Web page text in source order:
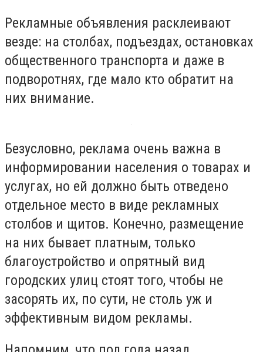
Рекламные объявления расклеивают
везде: на столбах, подъездах, остановках
общественного транспорта и даже в
подворотнях, где мало кто обратит на
них внимание.
Безусловно, реклама очень важна в
информировании населения о товарах и
услугах, но ей должно быть отведено
отдельное место в виде рекламных
столбов и щитов. Конечно, размещение
на них бывает платным, только
благоустройство и опрятный вид
городских улиц стоят того, чтобы не
засорять их, по сути, не столь уж и
эффективным видом рекламы.